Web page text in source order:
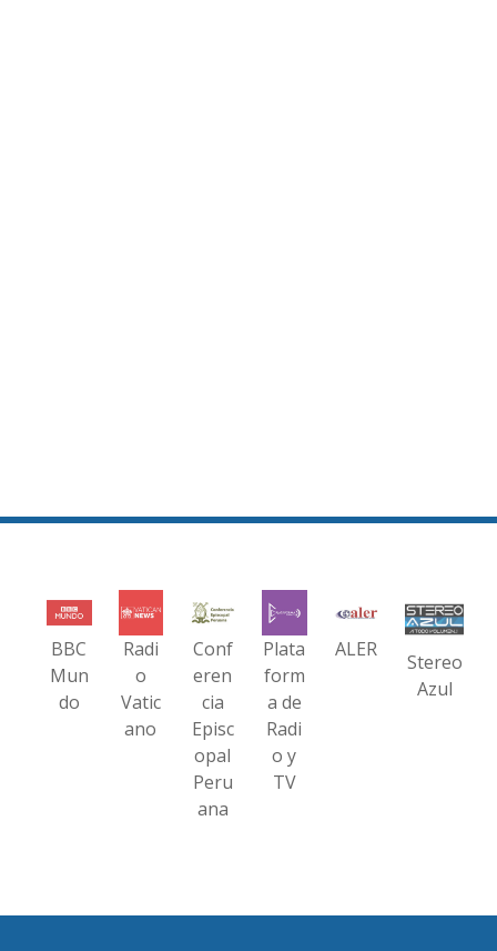
BBC
Mun
do
Radi
o
Vatic
ano
Conf
eren
cia
Episc
opal
Peru
ana
Plata
form
a de
Radi
o y
TV
ALER
Stereo
Azul